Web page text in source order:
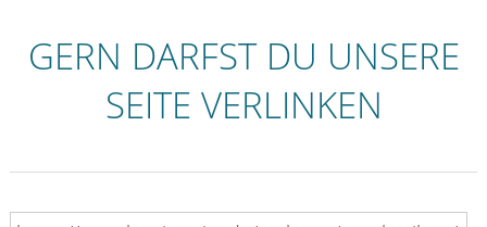
GERN DARFST DU UNSERE
SEITE VERLINKEN